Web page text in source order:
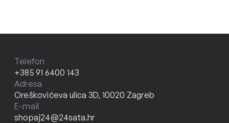
Telefon
+385 91 6400 143
Adresa
Oreškovićeva ulica 3D, 10020 Zagreb
E-mail
shopaj24@24sata.hr